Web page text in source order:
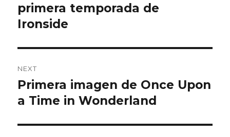
post:
primera temporada de
Ironside
NEXT
Next
post:
Primera imagen de Once Upon
a Time in Wonderland